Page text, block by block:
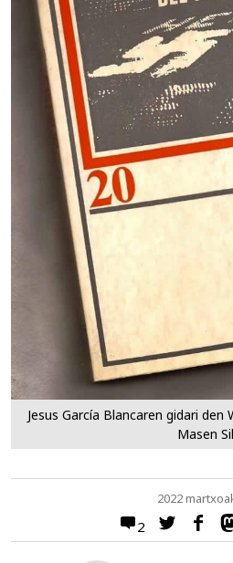
Jesus García Blancaren gidari den
Masen
2
2022